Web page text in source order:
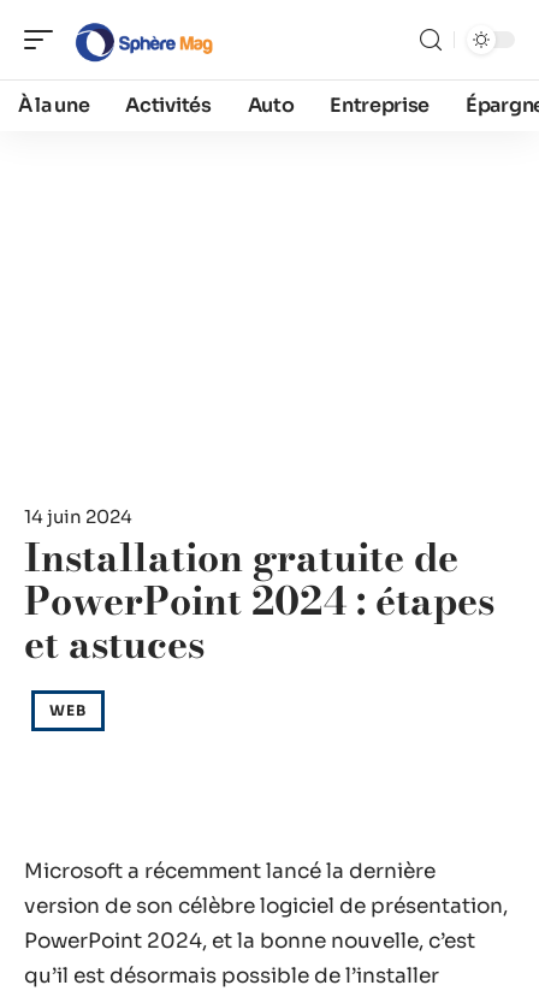
À la une Activités Auto Entreprise
14 juin 2024
Installation gratuite de
PowerPoint 2024 : étapes
et astuces
WEB
Microsoft a récemment lancé la dernière
version de son célèbre logiciel de présentation,
PowerPoint 2024, et la bonne nouvelle, c’est
qu’il est désormais possible de l’installer